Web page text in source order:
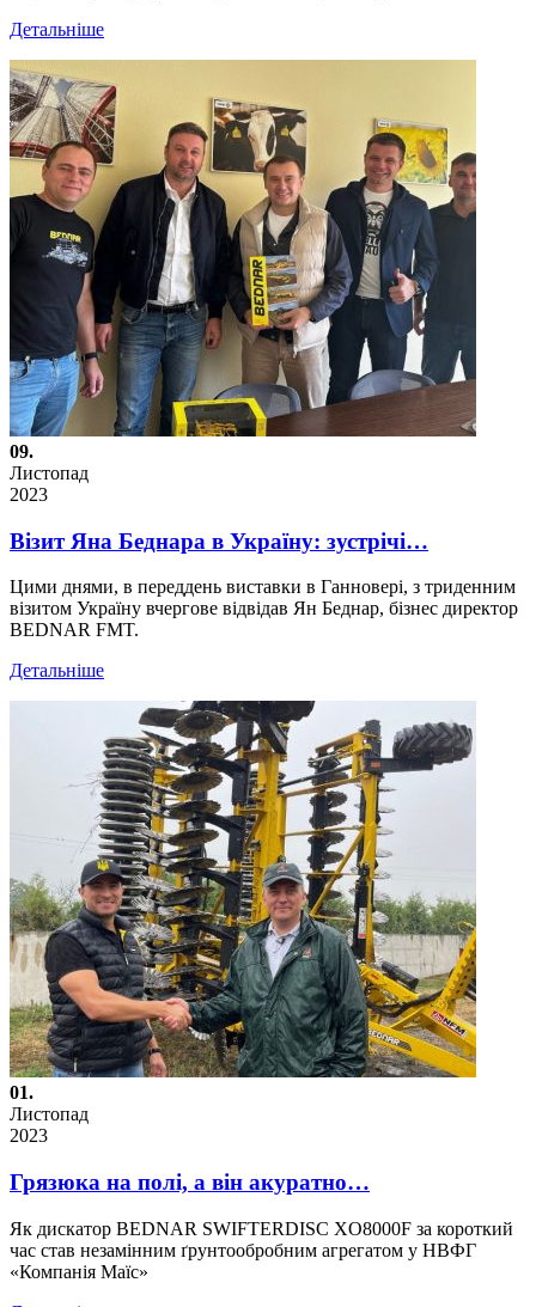
Детальніше
09.
Листопад
2023
Візит Яна Беднара в Україну: зустрічі…
Цими днями, в переддень виставки в Ганновері, з триденним
візитом Україну вчергове відвідав Ян Беднар, бізнес директор
BEDNAR FMT.
Детальніше
01.
Листопад
2023
Грязюка на полі, а він акуратно…
Як дискатор BEDNAR SWIFTERDISC XO8000F за короткий
час став незамінним ґрунтообробним агрегатом у НВФГ
«Компанія Маїс»